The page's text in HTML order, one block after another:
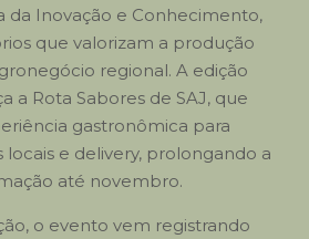
da Inovação e Conhecimento,
que valorizam a produção
regional. A edição
a Rota Sabores de SAJ, que
gastronômica para
e delivery, prolongando a
até novembro.
o evento vem registrando